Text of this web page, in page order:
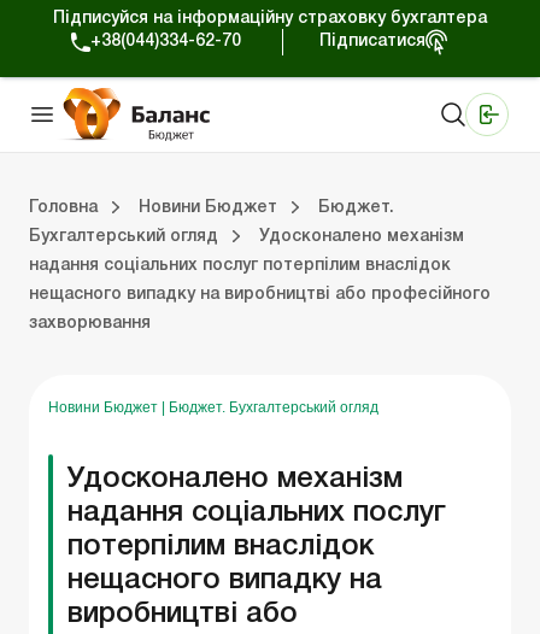
Підписуйся на інформаційну страховку бухгалтера
+38(044)334-62-70
Підписатися
Головна Новини Бюджет
Бюджет.
Бухгалтерський огляд
Удосконалено механізм
надання соціальних послуг потерпілим внаслідок
нещасного випадку на виробництві або професійного
захворювання
Новини Бюджет Бюджет. Бухгалтерський огляд
Удосконалено механізм
надання соціальних послуг
потерпілим внаслідок
нещасного випадку на
виробництві або